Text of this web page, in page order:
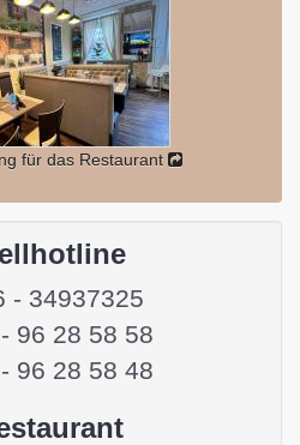
für das Restaurant
- 34937325
96 28 58 58
96 28 58 48